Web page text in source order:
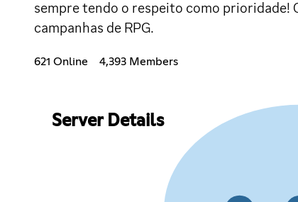
sempre tendo o respeito como prioridade!
campanhas de RPG.
621 Online 4,393 Members
Server Details